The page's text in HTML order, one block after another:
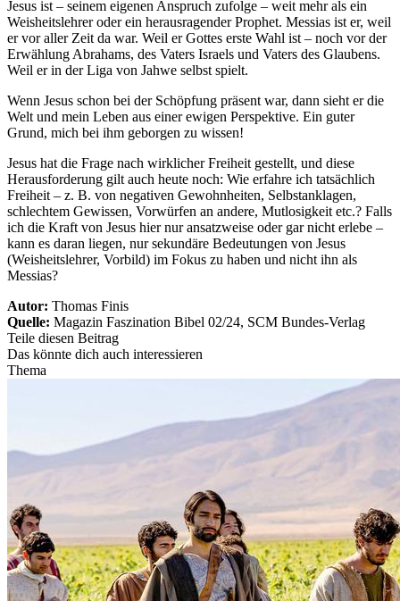
Jesus ist – seinem eigenen Anspruch zufolge – weit mehr als ein
Weisheitslehrer oder ein herausragender Prophet. Messias ist er, weil
er vor aller Zeit da war. Weil er Gottes erste Wahl ist – noch vor der
Erwählung Abrahams, des Vaters Israels und Vaters des Glaubens.
Weil er in der Liga von Jahwe selbst spielt.
Wenn Jesus schon bei der Schöpfung präsent war, dann sieht er die
Welt und mein Leben aus einer ewigen Perspektive. Ein guter
Grund, mich bei ihm geborgen zu wissen!
Jesus hat die Frage nach wirklicher Freiheit gestellt, und diese
Herausforderung gilt auch heute noch: Wie erfahre ich tatsächlich
Freiheit – z. B. von negativen Gewohnheiten, Selbstanklagen,
schlechtem Gewissen, Vorwürfen an andere, Mutlosigkeit etc.? Falls
ich die Kraft von Jesus hier nur ansatzweise oder gar nicht erlebe –
kann es daran liegen, nur sekundäre Bedeutungen von Jesus
(Weisheitslehrer, Vorbild) im Fokus zu haben und nicht ihn als
Messias?
Autor: Thomas Finis
Quelle: Magazin Faszination Bibel 02/24, SCM Bundes-Verlag
Teile diesen Beitrag
Das könnte dich auch interessieren
Thema